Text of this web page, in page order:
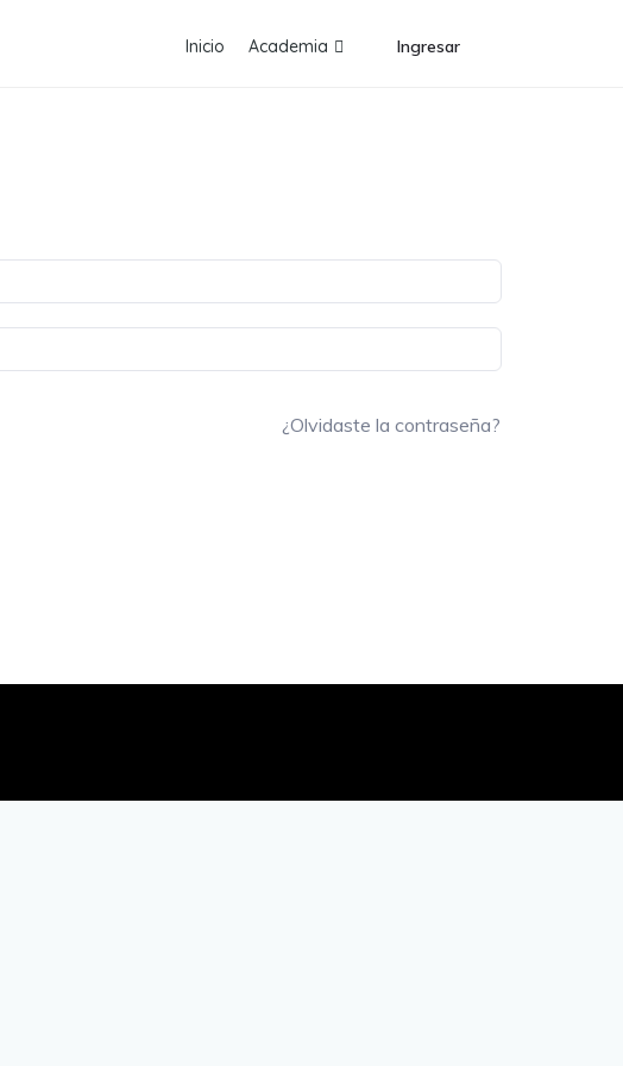
Inicio Academia Ingresar
¿Olvidaste la contraseña?